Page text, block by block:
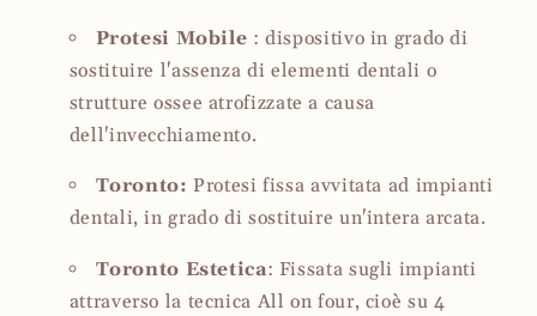
Protesi Mobile : dispositivo in grado di
sostituire l'assenza di elementi dentali o
strutture ossee atrofizzate a causa
dell'invecchiamento.
Toronto: Protesi fissa avvitata ad impianti
dentali, in grado di sostituire un'intera arcata.
Toronto Estetica: Fissata sugli impianti
attraverso la tecnica All on four, cioè su 4